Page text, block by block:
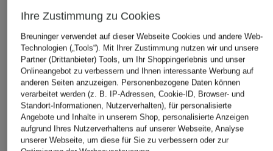
Ihre Zustimmung zu Cookies
Breuninger verwendet auf dieser Webseite Cookies und andere Web-
Technologien („Tools“). Mit Ihrer Zustimmung nutzen wir und unsere
Partner (Drittanbieter) Tools, um Ihr Shoppingerlebnis und unser
Onlineangebot zu verbessern und Ihnen interessante Werbung auf
anderen Seiten anzuzeigen. Personenbezogene Daten können
verarbeitet werden (z. B. IP-Adressen, Cookie-ID, Browser- und
Standort-Informationen, Nutzerverhalten), für personalisierte
Angebote und Inhalte in unserem Shop, personalisierte Anzeigen
aufgrund Ihres Nutzerverhaltens auf unserer Webseite, Analyse
unserer Webseite, um diese für Sie zu verbessern oder zur